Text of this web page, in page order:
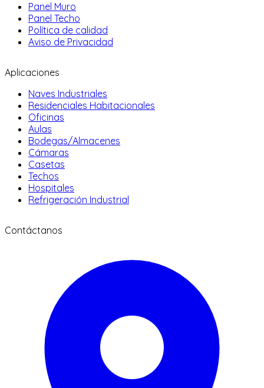
Panel Muro
Panel Techo
Política de calidad
Aviso de Privacidad
Aplicaciones
Naves Industriales
Residenciales Habitacionales
Oficinas
Aulas
Bodegas/Almacenes
Cámaras
Casetas
Techos
Hospitales
Refrigeración Industrial
Contáctanos